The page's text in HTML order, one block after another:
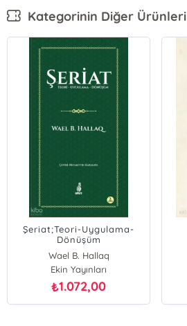
Kategorinin Diğer Ürünleri
Şeriat;Teori-Uygulama-
Dönüşüm
Wael B. Hallaq
Ekin Yayınları
₺1.072,00